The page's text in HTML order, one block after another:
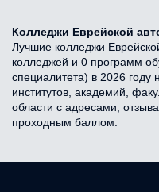
Колледжи Еврейской
Лучшие колледжи
колледжей и 0 программ
специалитета) в 2026 году
институтов, академий,
области с адресами,
проходным баллом.